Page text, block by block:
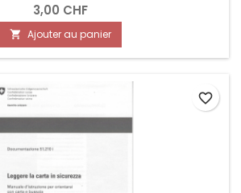
3,00 CHF
 Ajouter au panier
favorite_border